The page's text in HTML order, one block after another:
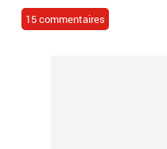
15 commentaires